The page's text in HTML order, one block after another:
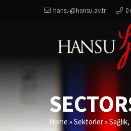
hansu@hansu.av.tr 0
Home »Sektörler»